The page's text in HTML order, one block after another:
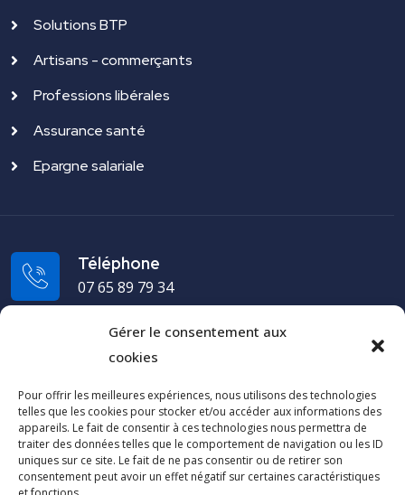
Gérer le consentement aux
cookies
Pour offrir les meilleures expériences, nous utilisons des technologies
telles que les cookies pour stocker et/ou accéder aux informations des
appareils. Le fait de consentir à ces technologies nous permettra de
traiter des données telles que le comportement de navigation ou les ID
uniques sur ce site. Le fait de ne pas consentir ou de retirer son
consentement peut avoir un effet négatif sur certaines caractéristiques
Solutions BTP
Artisans - commerçants
Professions libérales
Assurance santé
Epargne salariale
Téléphone
07 65 89 79 34
Adresse
19 rue du Puech Radier 34970 Lattes - FRANCE
Cap Arco
Contactez-nous